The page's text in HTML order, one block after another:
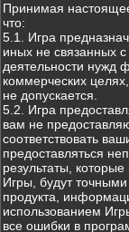
Принимая
что:
5.1. Игра
иных не связанных
деятельности нужд
коммерческих
не допускается.
5.2. Игра
вам не
соответствовать
предоставляться
результаты,
Игры, будут
продукта,
использованием
все ошибки в